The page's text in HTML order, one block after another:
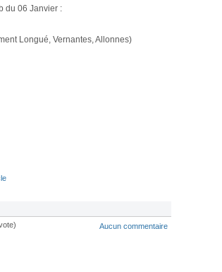
du 06 Janvier :
Longué, Vernantes, Allonnes)
Aucun commentaire